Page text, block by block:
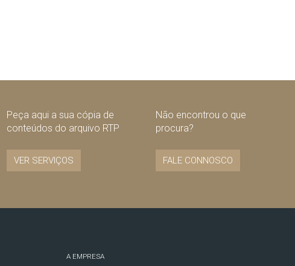
Peça aqui a sua cópia de
conteúdos do arquivo RTP
VER SERVIÇOS
Não encontrou o que
procura?
FALE CONNOSCO
A EMPRESA